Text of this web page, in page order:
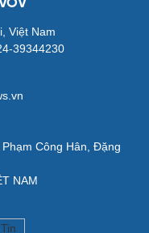
nhạc
Tour
Việt Nam
39344230
Công Hân, Đặng
NAM